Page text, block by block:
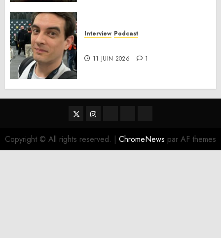
Interview Podcast
11 JUIN 2026 1
TwitterInstagram
Copyright © All rights reserved. | ChromeNews par AF themes